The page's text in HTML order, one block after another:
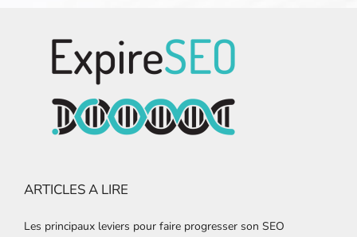
ARTICLES A LIRE
Les principaux leviers pour faire progresser son SEO